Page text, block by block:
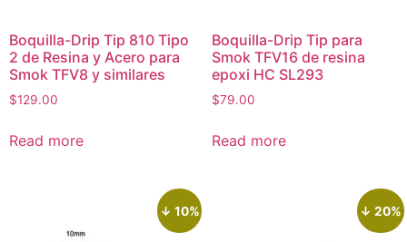
Boquilla-Drip Tip 810 Tipo
2 de Resina y Acero para
Smok TFV8 y similares
$129.00
Read more
Boquilla-Drip Tip para
Smok TFV16 de resina
epoxi HC SL293
$79.00
Read more
↓ 10% ↓ 20%